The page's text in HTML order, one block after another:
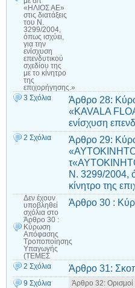
«ΗΛΙΟΣ ΑΕ»
στις διατάξεις
του Ν.
3299/2004,
όπως ισχύει,
για την
ενίσχυση
επενδυτικού
σχεδίου της
με το κίνητρο
της
επιχορήγησης.»
3 Σχόλια
Άρθρο 28:
«KAVALA
ενίσχυση
2 Σχόλια
Άρθρο 29:
Ν. 3299/2004,
κίνητρο της
Δεν έχουν
υποβληθεί
σχόλια στο
Άρθρο 30 :
Κύρωση
Απόφασης
Τροποποίησης
Υπαγωγής
(ΤΕΜΕΣ
Άρθρο 30 :
2 Σχόλια Άρθρο 31:
9 Σχόλια
Άρθρο 32: Ορισμοί